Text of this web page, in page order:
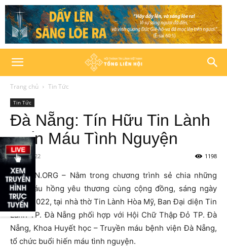
Trang chủ Tin Tức
Tin Tức
Đà Nẵng: Tín Hữu Tin Lành
Hiến Máu Tình Nguyện
29/11/2022 1198
HTTLVN.ORG – Nằm trong chương trình sẻ chia những
giọt máu hồng yêu thương cùng cộng đồng, sáng ngày
26/11/2022, tại nhà thờ Tin Lành Hòa Mỹ, Ban Đại diện Tin
Lành TP. Đà Nẵng phối hợp với Hội Chữ Thập Đỏ TP. Đà
Nẵng, Khoa Huyết học – Truyền máu bệnh viện Đà Nẵng,
tổ chức buổi hiến máu tình nguyện.